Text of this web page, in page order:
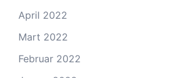
April 2022
Mart 2022
Februar 2022